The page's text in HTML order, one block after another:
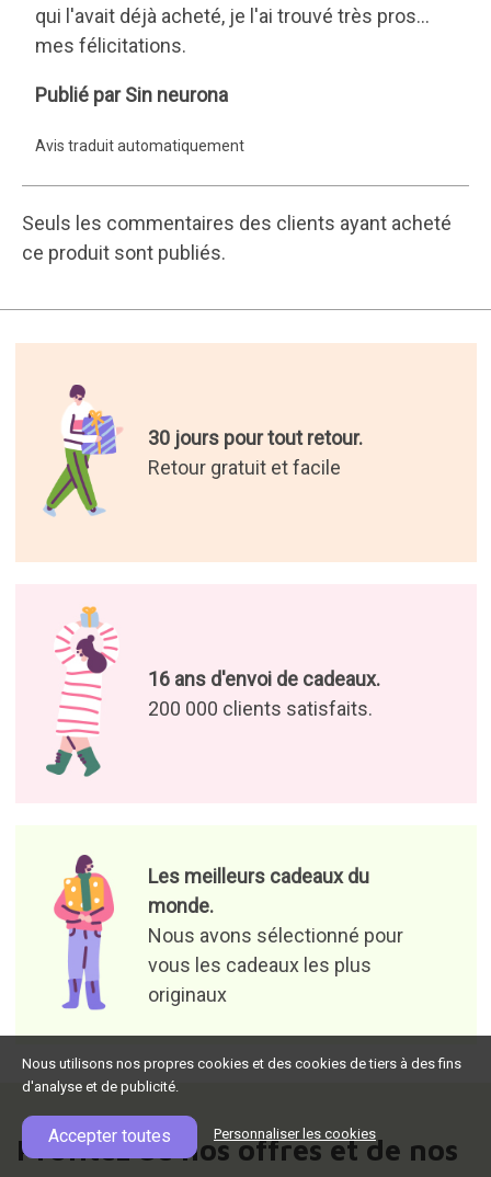
qui l'avait déjà acheté, je l'ai trouvé très pros...
mes félicitations.
Sin
Publié par Sin neurona
Avis traduit automatiquement
Seuls les commentaires des clients ayant acheté
ce produit sont publiés.
30 jours pour tout retour.
Retour gratuit et facile
16 ans d'envoi de cadeaux.
200 000 clients satisfaits.
Les meilleurs cadeaux du
monde.
Nous avons sélectionné pour
vous les cadeaux les plus
originaux
Profitez de nos offres et de nos
Nous utilisons nos propres cookies et des cookies de tiers à des fins
d'analyse et de publicité.
Accepter toutes Personnaliser les cookies